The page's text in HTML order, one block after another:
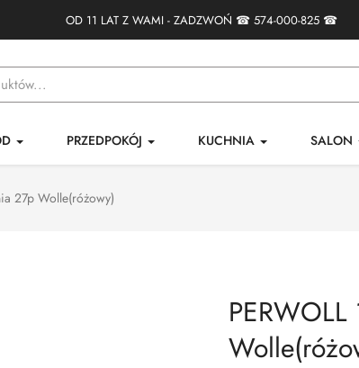
OD 11 LAT Z WAMI - ZADZWOŃ ☎ 574-000-825 ☎
PRZEDPOKÓJ KUCHNIA SALON
27p Wolle(różowy)